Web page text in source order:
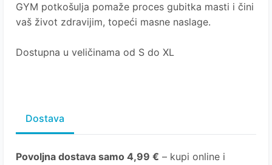
GYM potkošulja pomaže proces gubitka masti i čini
vaš život zdravijim, topeći masne naslage.
Dostupna u veličinama od S do XL
Dostava
Povoljna dostava samo 4,99 € – kupi online i